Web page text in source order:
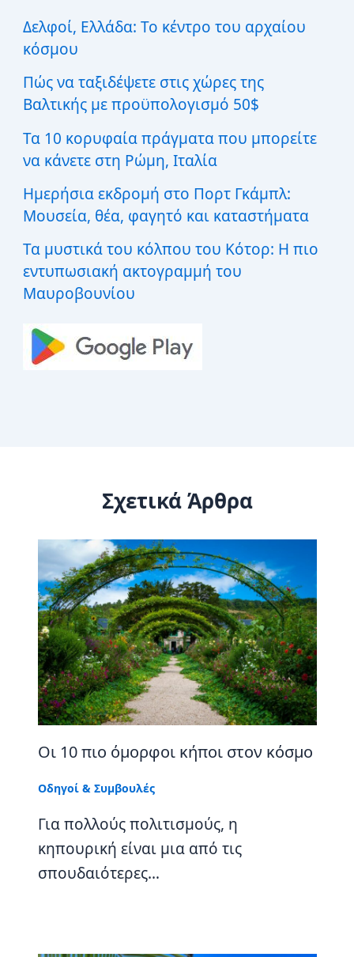
σ
η
γ
α
:
Δελφοί, Ελλάδα: Το κέντρο του αρχαίου
κόσμου
Πώς να ταξιδέψετε στις χώρες της
Βαλτικής με προϋπολογισμό 50$
Τα 10 κορυφαία πράγματα που μπορείτε
να κάνετε στη Ρώμη, Ιταλία
Ημερήσια εκδρομή στο Πορτ Γκάμπλ:
Μουσεία, θέα, φαγητό και καταστήματα
Τα μυστικά του κόλπου του Κότορ: Η πιο
εντυπωσιακή ακτογραμμή του
Μαυροβουνίου
Σχετικά Άρθρα
Οι 10 πιο όμορφοι κήποι στον κόσμο
Οδηγοί & Συμβουλές
Για πολλούς πολιτισμούς, η
κηπουρική είναι μια από τις
σπουδαιότερες…